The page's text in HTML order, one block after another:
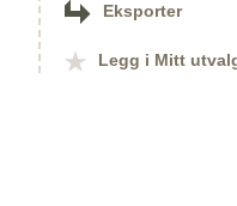
Eksporter
Legg i Mitt